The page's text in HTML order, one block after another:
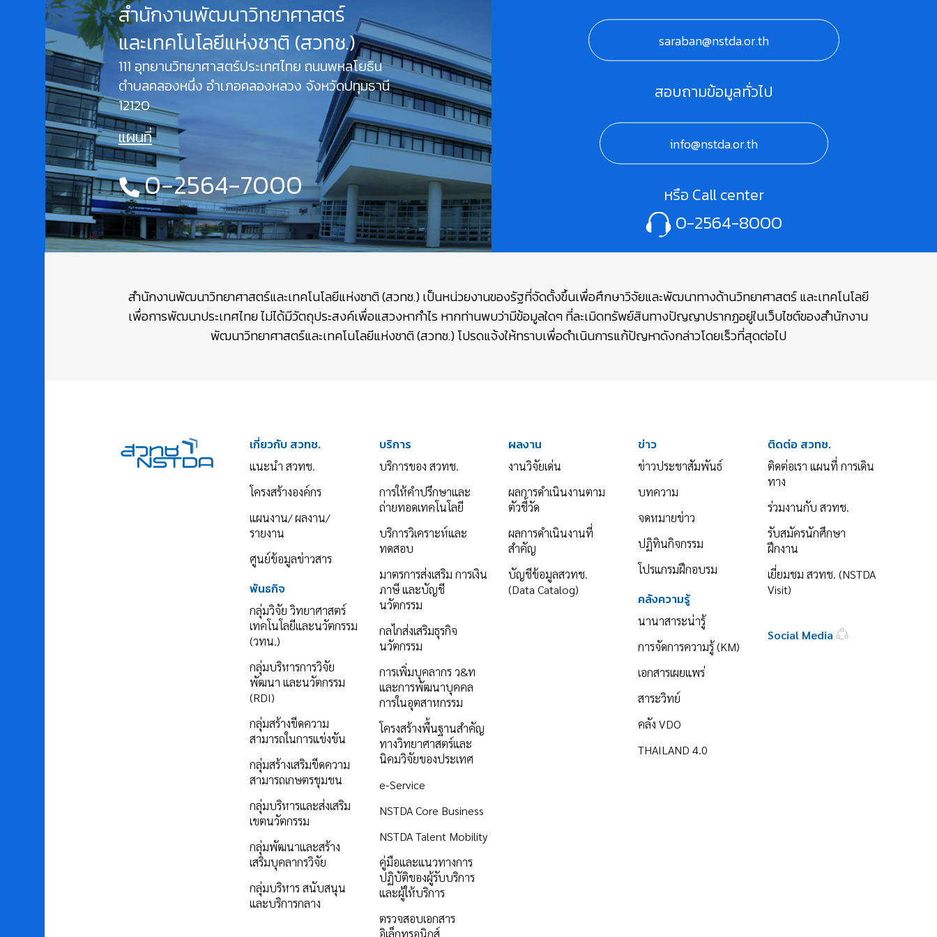
สำนักงานพัฒนาวิทยาศาสตร์
และเทคโนโลยีแห่งชาติ (สวทช.)
111 อุทยานวิทยาศาสตร์ประเทศไทย ถนนพหลโยธิน
ตำบลคลองหนึ่ง อำเภอคลองหลวง จังหวัดปทุมธานี
12120
แผนที่
0-2564-7000
saraban@nstda.or.th
สอบถามข้อมูลทั่วไป
info@nstda.or.th
หรือ Call center
0-2564-8000
สำนักงานพัฒนาวิทยาศาสตร์และเทคโนโลยีแห่งชาติ (สวทช.) เป็นหน่วยงานของรัฐที่จัดตั้งขึ้นเพื่อศึกษาวิจัยและพัฒนาทางด้านวิทยาศาสตร์ และเทคโนโลยี
เพื่อการพัฒนาประเทศไทย ไม่ได้มีวัตถุประสงค์เพื่อแสวงหากำไร หากท่านพบว่ามีข้อมูลใดๆ ที่ละเมิดทรัพย์สินทางปัญญาปรากฏอยู่ในเว็บไซต์ของสำนักงาน
พัฒนาวิทยาศาสตร์และเทคโนโลยีแห่งชาติ (สวทช.) โปรดแจ้งให้ทราบเพื่อดำเนินการแก้ปัญหาดังกล่าวโดยเร็วที่สุดต่อไป
เกี่ยวกับ สวทช.
แนะนำ สวทช.
โครงสร้างองค์กร
แผนงาน/ ผลงาน/
รายงาน
ศูนย์ข้อมูลข่าวสาร
พันธกิจ
กลุ่มวิจัย วิทยาศาสตร์
เทคโนโลยีและนวัตกรรม
(วทน.)
กลุ่มบริหารการวิจัย
พัฒนา และนวัตกรรม
(RDI)
กลุ่มสร้างขีดความ
สามารถในการแข่งขัน
กลุ่มสร้างเสริมขีดความ
สามารถเกษตรชุมชน
กลุ่มบริหารและส่งเสริม
เขตนวัตกรรม
กลุ่มพัฒนาและสร้าง
เสริมบุคลากรวิจัย
กลุ่มบริหาร สนับสนุน
และบริการกลาง
บริการ
บริการของ สวทช.
การให้คำปรึกษาและ
ถ่ายทอดเทคโนโลยี
บริการวิเคราะห์และ
ทดสอบ
มาตรการส่งเสริม การเงิน
ภาษี และบัญชี
นวัตกรรม
กลไกส่งเสริมธุรกิจ
นวัตกรรม
การเพิ่มบุคลากร ว&ท
และการพัฒนาบุคคล
การในอุตสาหกรรม
โครงสร้างพื้นฐานสำคัญ
ทางวิทยาศาสตร์และ
นิคมวิจัยของประเทศ
e-Service
NSTDA Core Business
NSTDA Talent Mobility
คู่มือและแนวทางการ
ปฏิบัติของผู้รับบริการ
และผู้ให้บริการ
ตรวจสอบเอกสาร
อิเล็กทรอนิกส์
ผลงาน
งานวิจัยเด่น
ผลการดำเนินงานตาม
ตัวชี้วัด
ผลการดำเนินงานที่
สำคัญ
บัญชีข้อมูลสวทช.
(Data Catalog)
ข่าว
ข่าวประชาสัมพันธ์
บทความ
จดหมายข่าว
ปฏิทินกิจกรรม
โปรแกรมฝึกอบรม
คลังความรู้
นานาสาระน่ารู้
การจัดการความรู้ (KM)
เอกสารเผยแพร่
สาระวิทย์
คลัง VDO
THAILAND 4.0
ติดต่อ สวทช.
ติดต่อเรา แผนที่ การเดิน
ทาง
ร่วมงานกับ สวทช.
รับสมัครนักศึกษา
ฝึกงาน
เยี่ยมชม สวทช. (NSTDA
Visit)
Social Media